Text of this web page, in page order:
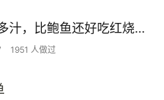
鲜嫩多汁，比鲍鱼还好吃红烧香菇
1951 人做过